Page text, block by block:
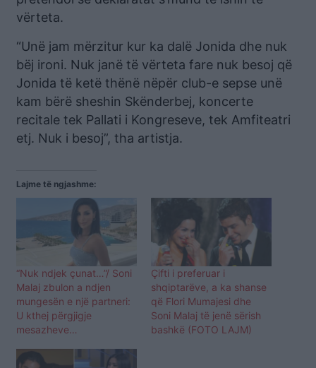
vërteta.
“Unë jam mërzitur kur ka dalë Jonida dhe nuk
bëj ironi. Nuk janë të vërteta fare nuk besoj që
Jonida të ketë thënë nëpër club-e sepse unë
kam bërë sheshin Skënderbej, koncerte
recitale tek Pallati i Kongreseve, tek Amfiteatri
etj. Nuk i besoj”, tha artistja.
Lajme të ngjashme:
“Nuk ndjek çunat…”/ Soni
Malaj zbulon a ndjen
mungesën e një partneri:
U kthej përgjigje
mesazheve…
Çifti i preferuar i
shqiptarëve, a ka shanse
që Flori Mumajesi dhe
Soni Malaj të jenë sërish
bashkë (FOTO LAJM)